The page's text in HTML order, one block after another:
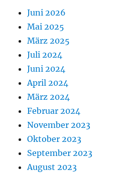
Juni 2026
Mai 2025
März 2025
Juli 2024
Juni 2024
April 2024
März 2024
Februar 2024
November 2023
Oktober 2023
September 2023
August 2023